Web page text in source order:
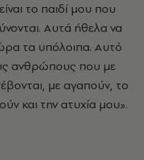
το παιδί μου που
Αυτά ήθελα να
τα υπόλοιπα. Αυτό
ανθρώπους που με
με αγαπούν, το
και την ατυχία μου».